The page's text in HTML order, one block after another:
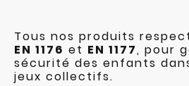
Tous nos produits
EN 1176 et EN 1177, pour
sécurité des enfants
jeux collectifs.